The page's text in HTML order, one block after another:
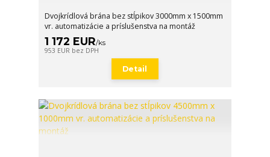
Dvojkrídlová brána bez stĺpikov 3000mm x 1500mm
vr. automatizácie a príslušenstva na montáž
1 172 EUR/ks
953 EUR bez DPH
Detail